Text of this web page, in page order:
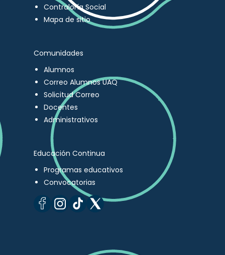
Contraloría Social
Mapa de sitio
Comunidades
Alumnos
Correo Alumnos UAQ
Solicitud Correo
Docentes
Administrativos
Educación Continua
Programas educativos
Convocatorias